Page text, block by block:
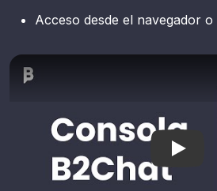
Acceso desde el navegador